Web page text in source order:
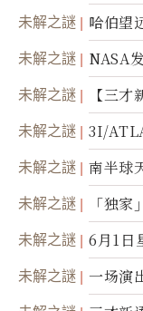
未解之謎
哈伯望
爆炸
未解之謎 NASA
未解之謎
【三
新启示
未解之謎 3I/
未解之謎 南半球
未解之謎
「独
世；希
未解之謎
6月1日
礎設施
未解之謎 一场演